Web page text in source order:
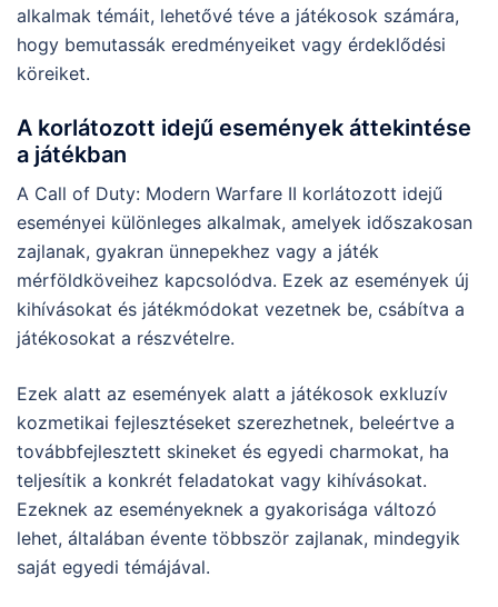
alkalmak témáit, lehetővé téve a játékosok számára,
hogy bemutassák eredményeiket vagy érdeklődési
köreiket.
A korlátozott idejű események áttekintése
a játékban
A Call of Duty: Modern Warfare II korlátozott idejű
eseményei különleges alkalmak, amelyek időszakosan
zajlanak, gyakran ünnepekhez vagy a játék
mérföldköveihez kapcsolódva. Ezek az események új
kihívásokat és játékmódokat vezetnek be, csábítva a
játékosokat a részvételre.
Ezek alatt az események alatt a játékosok exkluzív
kozmetikai fejlesztéseket szerezhetnek, beleértve a
továbbfejlesztett skineket és egyedi charmokat, ha
teljesítik a konkrét feladatokat vagy kihívásokat.
Ezeknek az eseményeknek a gyakorisága változó
lehet, általában évente többször zajlanak, mindegyik
saját egyedi témájával.